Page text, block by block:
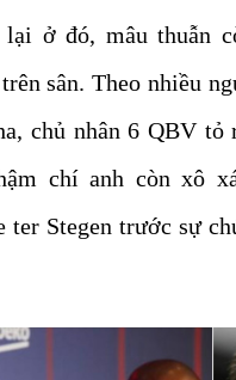
lại ở đó, mâu thuẫn
sân. Theo nhiều
chủ nhân 6 QBV tỏ
chí anh còn xô
ter Stegen trước sự